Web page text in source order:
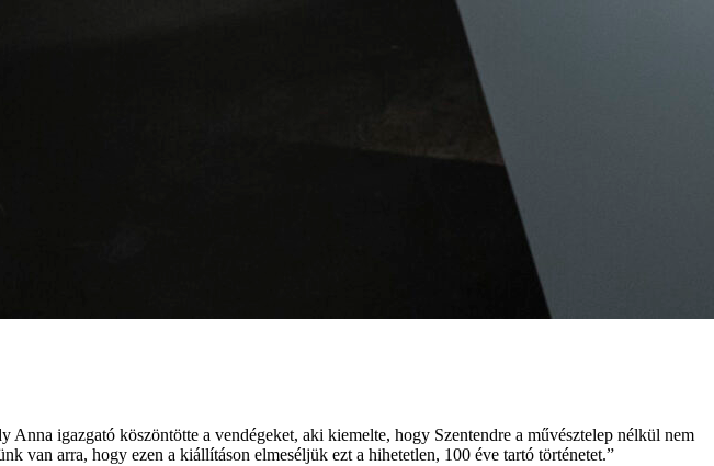
igazgató köszöntötte a vendégeket, aki kiemelte, hogy Szentendre a művésztelep nélkül nem
van arra, hogy ezen a kiállításon elmeséljük ezt a hihetetlen, 100 éve tartó történetet.”